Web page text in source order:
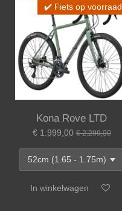
✔️ Fiets op voorraad
Kona Rove LTD
€ 1.999,00 € 2.299,00
In winkelwagen